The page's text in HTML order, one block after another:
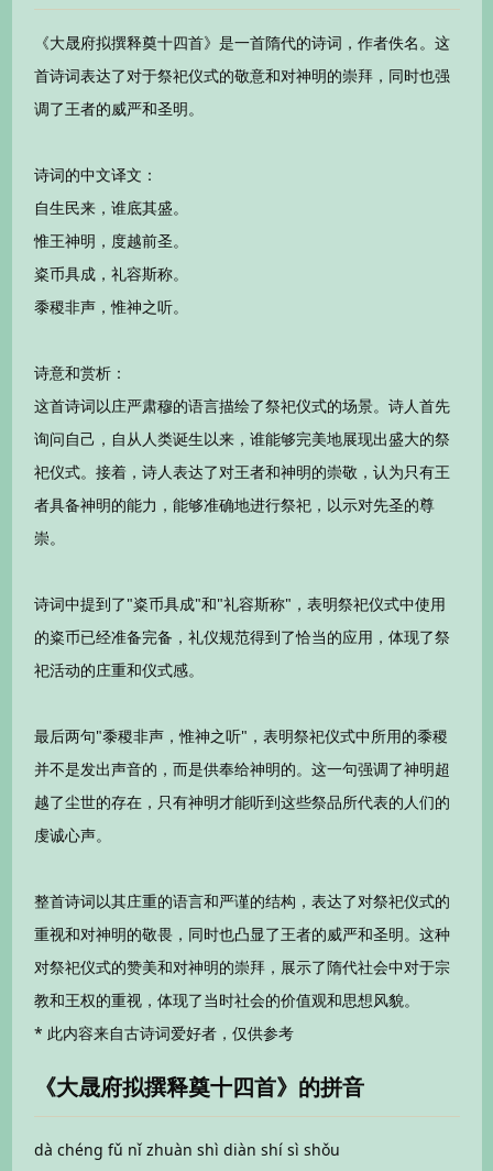
《大晟府拟撰释奠十四首》是一首隋代的诗词，作者佚名。这
首诗词表达了对于祭祀仪式的敬意和对神明的崇拜，同时也强
调了王者的威严和圣明。
诗词的中文译文：
自生民来，谁底其盛。
惟王神明，度越前圣。
粢币具成，礼容斯称。
黍稷非声，惟神之听。
诗意和赏析：
这首诗词以庄严肃穆的语言描绘了祭祀仪式的场景。诗人首先
询问自己，自从人类诞生以来，谁能够完美地展现出盛大的祭
祀仪式。接着，诗人表达了对王者和神明的崇敬，认为只有王
者具备神明的能力，能够准确地进行祭祀，以示对先圣的尊
崇。
诗词中提到了"粢币具成"和"礼容斯称"，表明祭祀仪式中使用
的粢币已经准备完备，礼仪规范得到了恰当的应用，体现了祭
祀活动的庄重和仪式感。
最后两句"黍稷非声，惟神之听"，表明祭祀仪式中所用的黍稷
并不是发出声音的，而是供奉给神明的。这一句强调了神明超
越了尘世的存在，只有神明才能听到这些祭品所代表的人们的
虔诚心声。
整首诗词以其庄重的语言和严谨的结构，表达了对祭祀仪式的
重视和对神明的敬畏，同时也凸显了王者的威严和圣明。这种
对祭祀仪式的赞美和对神明的崇拜，展示了隋代社会中对于宗
教和王权的重视，体现了当时社会的价值观和思想风貌。
* 此内容来自古诗词爱好者，仅供参考
《大晟府拟撰释奠十四首》的拼音
dà chéng fǔ nǐ zhuàn shì diàn shí sì shǒu